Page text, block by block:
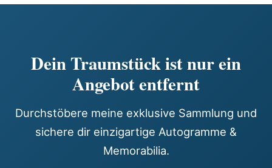
Dein Traumstück ist nur ein
Angebot entfernt
Durchstöbere meine exklusive Sammlung und
sichere dir einzigartige Autogramme &
Memorabilia.